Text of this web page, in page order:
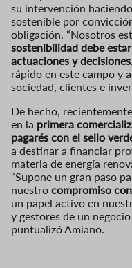
su intervención
sostenible por
obligación. “Nosotros
sostenibilidad debe
actuaciones y decisiones
rápido en este campo y
sociedad, clientes e
De hecho,
en la primera
pagarés con el sello
a destinar a financiar
materia de energía
“Supone un gran paso
nuestro compromiso
un papel activo en
y gestores de un
puntualizó Amiano.